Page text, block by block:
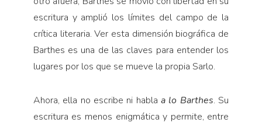
escritura y amplió los límites del campo de la
crítica literaria. Ver esta dimensión biográfica de
Barthes es una de las claves para entender los
lugares por los que se mueve la propia Sarlo.
Ahora, ella no escribe ni hablaa lo Barthes. Su
escritura es menos enigmática y permite, entre